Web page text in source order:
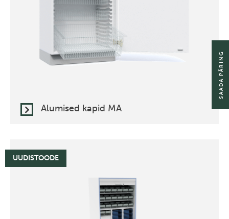
Alumised kapid MA
UUDISTOODE
SAADA PÄRING